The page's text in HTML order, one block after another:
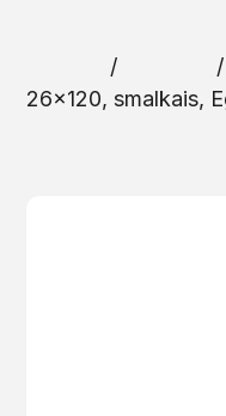
/ /
26×120, smalkais,